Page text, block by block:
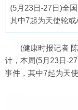
(5月23日-27日)全
其中7起为天使轮或
(健康时报记者
计，本周(5月23日-
事件，其中7起为天